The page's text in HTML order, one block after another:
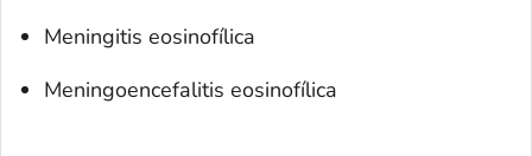
Meningitis eosinofílica
Meningoencefalitis eosinofílica